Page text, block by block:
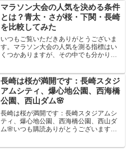
長崎は全国的には涼しい方ですが、今日
（6月20日）は32℃程...
マラソン大会の人気を決める条件
とは？青太・さが桜・下関・長崎
を比較してみた
いつもご覧いただきありがとうございま
す。マラソン大会の人気を測る指標はい
くつかありますが、その中でも分かりや
で参加者を募集する大会では、どれだけ
多くのランナーがその大会...
長崎は桜が満開です：長崎スタジ
アムシティ、爆心地公園、西海橋
公園、西山ダム🌸
長崎は桜が満開です：長崎スタジアムシ
ティ、爆心地公園、西海橋公園、西山ダ
ム🌸いつも購読ありがとうございます。